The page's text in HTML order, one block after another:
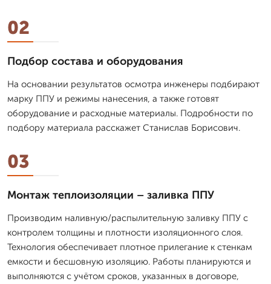
02
Подбор состава и оборудования
На основании результатов осмотра инженеры подбирают
марку ППУ и режимы нанесения, а также готовят
оборудование и расходные материалы. Подробности по
подбору материала расскажет Станислав Борисович.
03
Монтаж теплоизоляции – заливка ППУ
Производим наливную/распылительную заливку ППУ с
контролем толщины и плотности изоляционного слоя.
Технология обеспечивает плотное прилегание к стенкам
емкости и бесшовную изоляцию. Работы планируются и
выполняются с учётом сроков, указанных в договоре,